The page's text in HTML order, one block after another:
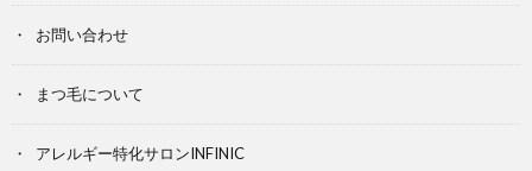
お問い合わせ
まつ毛について
アレルギー特化サロンINFINIC